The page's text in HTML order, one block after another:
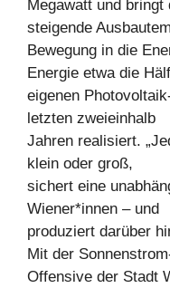
Megawatt und
steigende
Bewegung in die
Energie etwa die
eigenen
letzten zweieinhalb
Jahren realisiert.
klein oder groß,
sichert eine
Wiener*innen – und
produziert darüber
Mit der
Offensive der Stadt